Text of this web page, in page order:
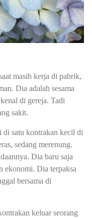
masih kerja di pabrik,
Dia adalah sesama
di gereja. Tadi
sakit.
di satu kontrakan kecil di
sedang merenung.
Dia baru saja
ekonomi. Dia terpaksa
bersama di
keluar seorang